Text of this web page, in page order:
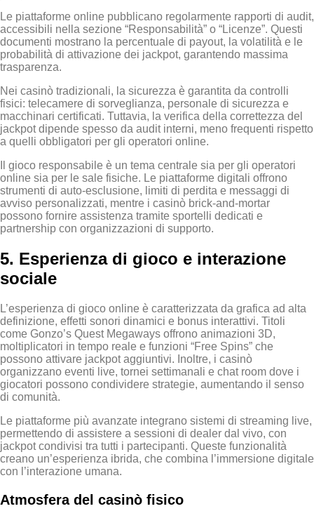
Le piattaforme online pubblicano regolarmente rapporti di audit,
accessibili nella sezione “Responsabilità” o “Licenze”. Questi
documenti mostrano la percentuale di payout, la volatilità e le
probabilità di attivazione dei jackpot, garantendo massima
trasparenza.
Nei casinò tradizionali, la sicurezza è garantita da controlli
fisici: telecamere di sorveglianza, personale di sicurezza e
macchinari certificati. Tuttavia, la verifica della correttezza del
jackpot dipende spesso da audit interni, meno frequenti rispetto
a quelli obbligatori per gli operatori online.
Il gioco responsabile è un tema centrale sia per gli operatori
online sia per le sale fisiche. Le piattaforme digitali offrono
strumenti di auto‑esclusione, limiti di perdita e messaggi di
avviso personalizzati, mentre i casinò brick‑and‑mortar
possono fornire assistenza tramite sportelli dedicati e
partnership con organizzazioni di supporto.
5. Esperienza di gioco e interazione
sociale
L’esperienza di gioco online è caratterizzata da grafica ad alta
definizione, effetti sonori dinamici e bonus interattivi. Titoli
come Gonzo’s Quest Megaways offrono animazioni 3D,
moltiplicatori in tempo reale e funzioni “Free Spins” che
possono attivare jackpot aggiuntivi. Inoltre, i casinò
organizzano eventi live, tornei settimanali e chat room dove i
giocatori possono condividere strategie, aumentando il senso
di comunità.
Le piattaforme più avanzate integrano sistemi di streaming live,
permettendo di assistere a sessioni di dealer dal vivo, con
jackpot condivisi tra tutti i partecipanti. Queste funzionalità
creano un’esperienza ibrida, che combina l’immersione digitale
con l’interazione umana.
Atmosfera del casinò fisico